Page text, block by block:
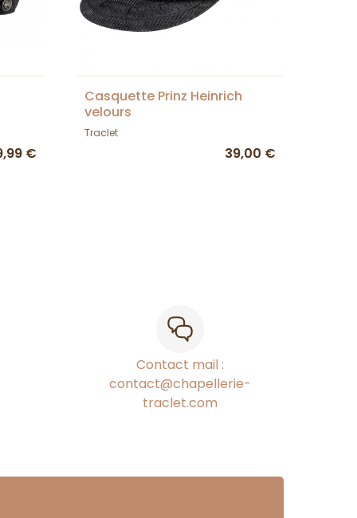
€
Casquette Prinz Heinrich
velours
Traclet
39,00 €
Contact mail :
contact@chapellerie-
traclet.com